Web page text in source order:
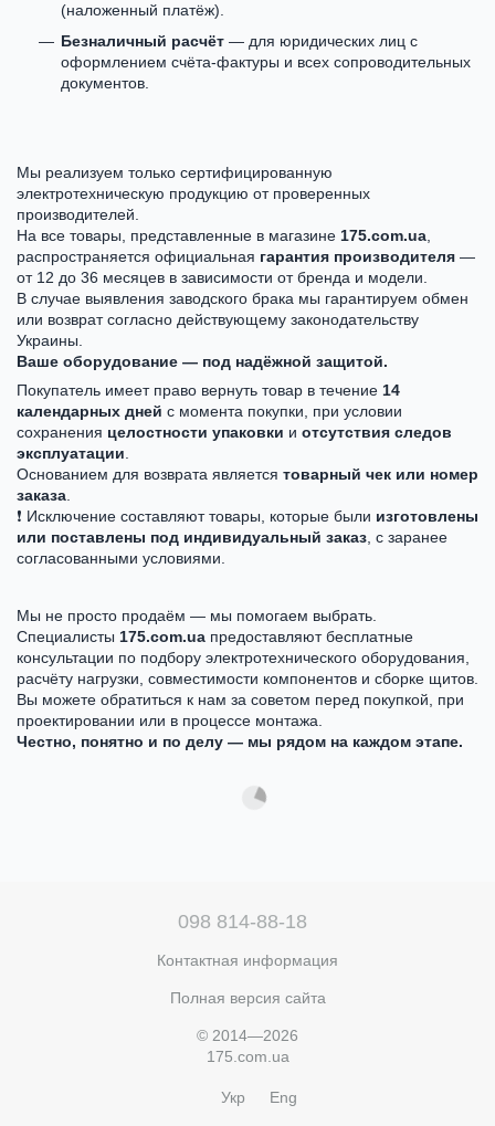
(наложенный платёж).
Безналичный расчёт — для юридических лиц с
оформлением счёта-фактуры и всех сопроводительных
документов.
Мы реализуем только сертифицированную
электротехническую продукцию от проверенных
производителей.
На все товары, представленные в магазине 175.com.ua
распространяется официальная гарантия производителя —
от 12 до 36 месяцев в зависимости от бренда и модели.
В случае выявления заводского брака мы гарантируем обмен
или возврат согласно действующему законодательству
Украины.
Ваше оборудование — под надёжной защитой.
Покупатель имеет право вернуть товар в течение 14
календарных дней с момента покупки, при условии
сохранения целостности упаковки и отсутствия следов
эксплуатации
Основанием для возврата является товарный чек или номер
заказа
❗ Исключение составляют товары, которые были изготовлены
или поставлены под индивидуальный заказ , с заранее
согласованными условиями.
Мы не просто продаём — мы помогаем выбрать.
Специалисты 175.com.ua предоставляют бесплатные
консультации по подбору электротехнического оборудования,
расчёту нагрузки, совместимости компонентов и сборке щитов.
Вы можете обратиться к нам за советом перед покупкой, при
проектировании или в процессе монтажа.
Честно, понятно и по делу — мы рядом на каждом этапе.
098 814-88-18
Контактная информация
Полная версия сайта
© 2014—2026
175.com.ua
Укр Eng